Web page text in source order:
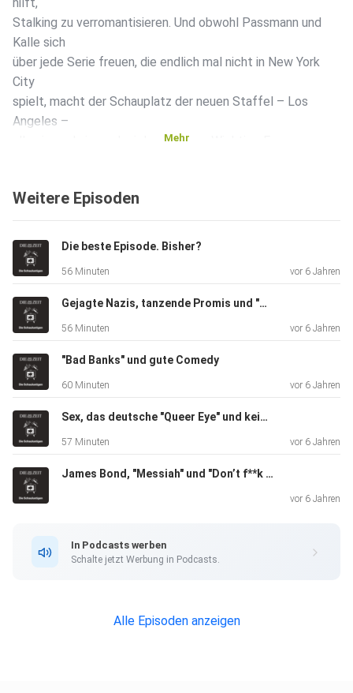
Stalking zu verromantisieren. Und obwohl Passmann und
Kalle sich
über jede Serie freuen, die endlich mal nicht in New York
City
spielt, macht der Schauplatz der neuen Staffel – Los
Angeles –
alles irgendwie noch viel schlimmer. Wichtige Frage
mehr
für ein
einziges Waldstück und einen Holzverschlag, vor dem die
Schauspieler die, nun ja, "Dialoge" aufsagen müssen.
Passmann hat
"The Witcher" nicht begriffen, Kalle spricht sich für einen
Trash einfach
mal unironisch gut finden darf. Apropos Trash: Die neue
Grimmepreis-Show "Catch" auf Sat1 lief an. Passmann hat
die leider
Chance
aber, um im Podcast endlich mal von seinen eigenen
Mehr
Weitere Episoden
Die beste Episode. Bisher?
56 Minuten vor 6 Jahren
Gejagte Nazis, tanzende Promis und "Wetten, dass...?"
56 Minuten vor 6 Jahren
"Bad Banks" und gute Comedy
60 Minuten vor 6 Jahren
Sex, das deutsche "Queer Eye" und keine Heidi Klum
57 Minuten vor 6 Jahren
James Bond, "Messiah" und "Don’t f**k with cats"
vor 6 Jahren
In Podcasts werben
Schalte jetzt Werbung in Podcasts.
Alle Episoden anzeigen